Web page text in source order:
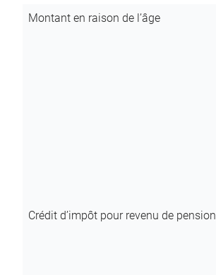
Montant en raison de l’âge
Crédit d’impôt pour revenu de pension